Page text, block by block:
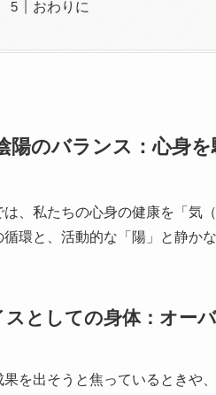
おわりに
陽のバランス：心身を
は、私たちの心身の健康を「気
循環と、活動的な「陽」と静か
スとしての身体：オー
果を出そうと焦っているときや